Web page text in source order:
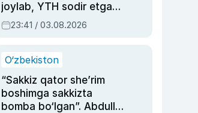
joylab, YTH sodir etgan
ayolga sud hukmi o‘qildi
23:41 / 03.08.2026
O‘zbekiston
“Sakkiz qator she’rim
boshimga sakkizta
bomba bo‘lgan”. Abdulla